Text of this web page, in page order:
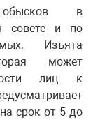
в
совете и по
Изъята
может
лиц к
срок от 5 до